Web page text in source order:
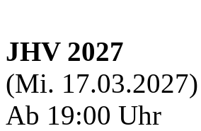
JHV 2027
(Mi. 17.03.2027)
Ab 19:00 Uhr